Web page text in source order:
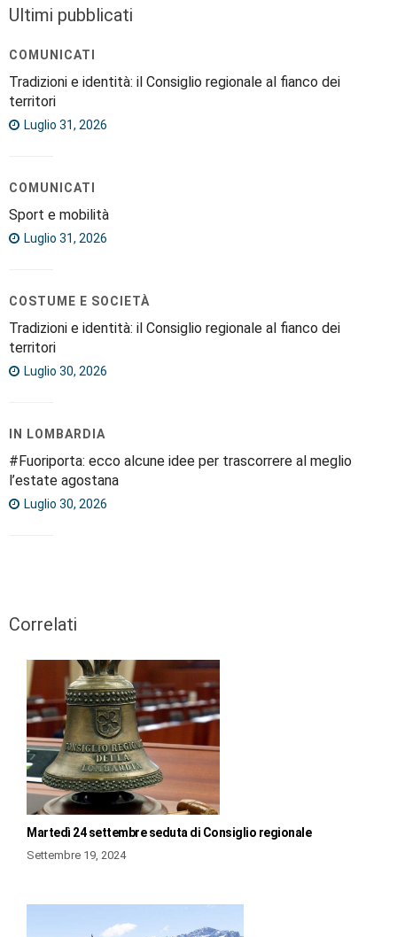
Ultimi pubblicati
COMUNICATI
Tradizioni e identità: il Consiglio regionale al fianco dei
territori
Luglio 31, 2026
COMUNICATI
Sport e mobilità
Luglio 31, 2026
COSTUME E SOCIETÀ
Tradizioni e identità: il Consiglio regionale al fianco dei
territori
Luglio 30, 2026
IN LOMBARDIA
#Fuoriporta: ecco alcune idee per trascorrere al meglio
l’estate agostana
Luglio 30, 2026
Correlati
Martedì 24 settembre seduta di Consiglio regionale
Settembre 19, 2024